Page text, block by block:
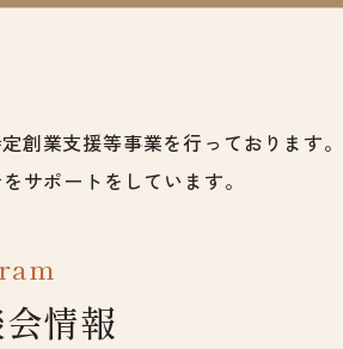
創業支援等事業を行っております。
サポートをしています。
情報